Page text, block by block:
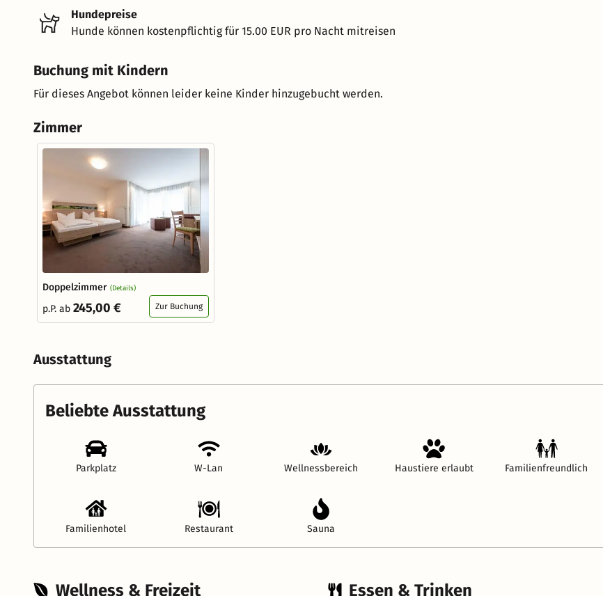
Hundepreise
Hunde können kostenpflichtig für 15.00 EUR pro Nacht mitreisen
Buchung mit Kindern
Für dieses Angebot können leider keine Kinder hinzugebucht werden.
Zimmer
Doppelzimmer (Details)
p.P. ab 245,00 € Zur Buchung
Ausstattung
Beliebte Ausstattung
Parkplatz W-Lan Wellnessbereich Haustiere erlaubt Familienfreundlich
Familienhotel Restaurant Sauna
Wellness & Freizeit Essen & Trinken